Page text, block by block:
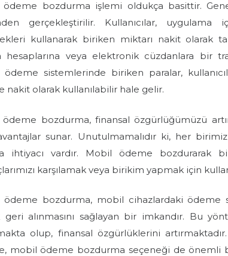
ödeme bozdurma işlemi oldukça basittir.
gerçekleştirilir. Kullanıcılar, uygulama
kullanarak biriken miktarı nakit olarak
hesaplarına veya elektronik cüzdanlara bir
sistemlerinde biriken paralar,
nakit olarak kullanılabilir hale gelir.
bozdurma, finansal özgürlüğümüzü
sunar. Unutulmamalıdır ki, her
ihtiyacı vardır. Mobil ödeme bozdurarak
karşılamak veya birikim yapmak için
ödeme bozdurma, mobil cihazlardaki ödeme
geri alınmasını sağlayan bir imkandır. Bu
olup, finansal özgürlüklerini
mobil ödeme bozdurma seçeneği de önemli